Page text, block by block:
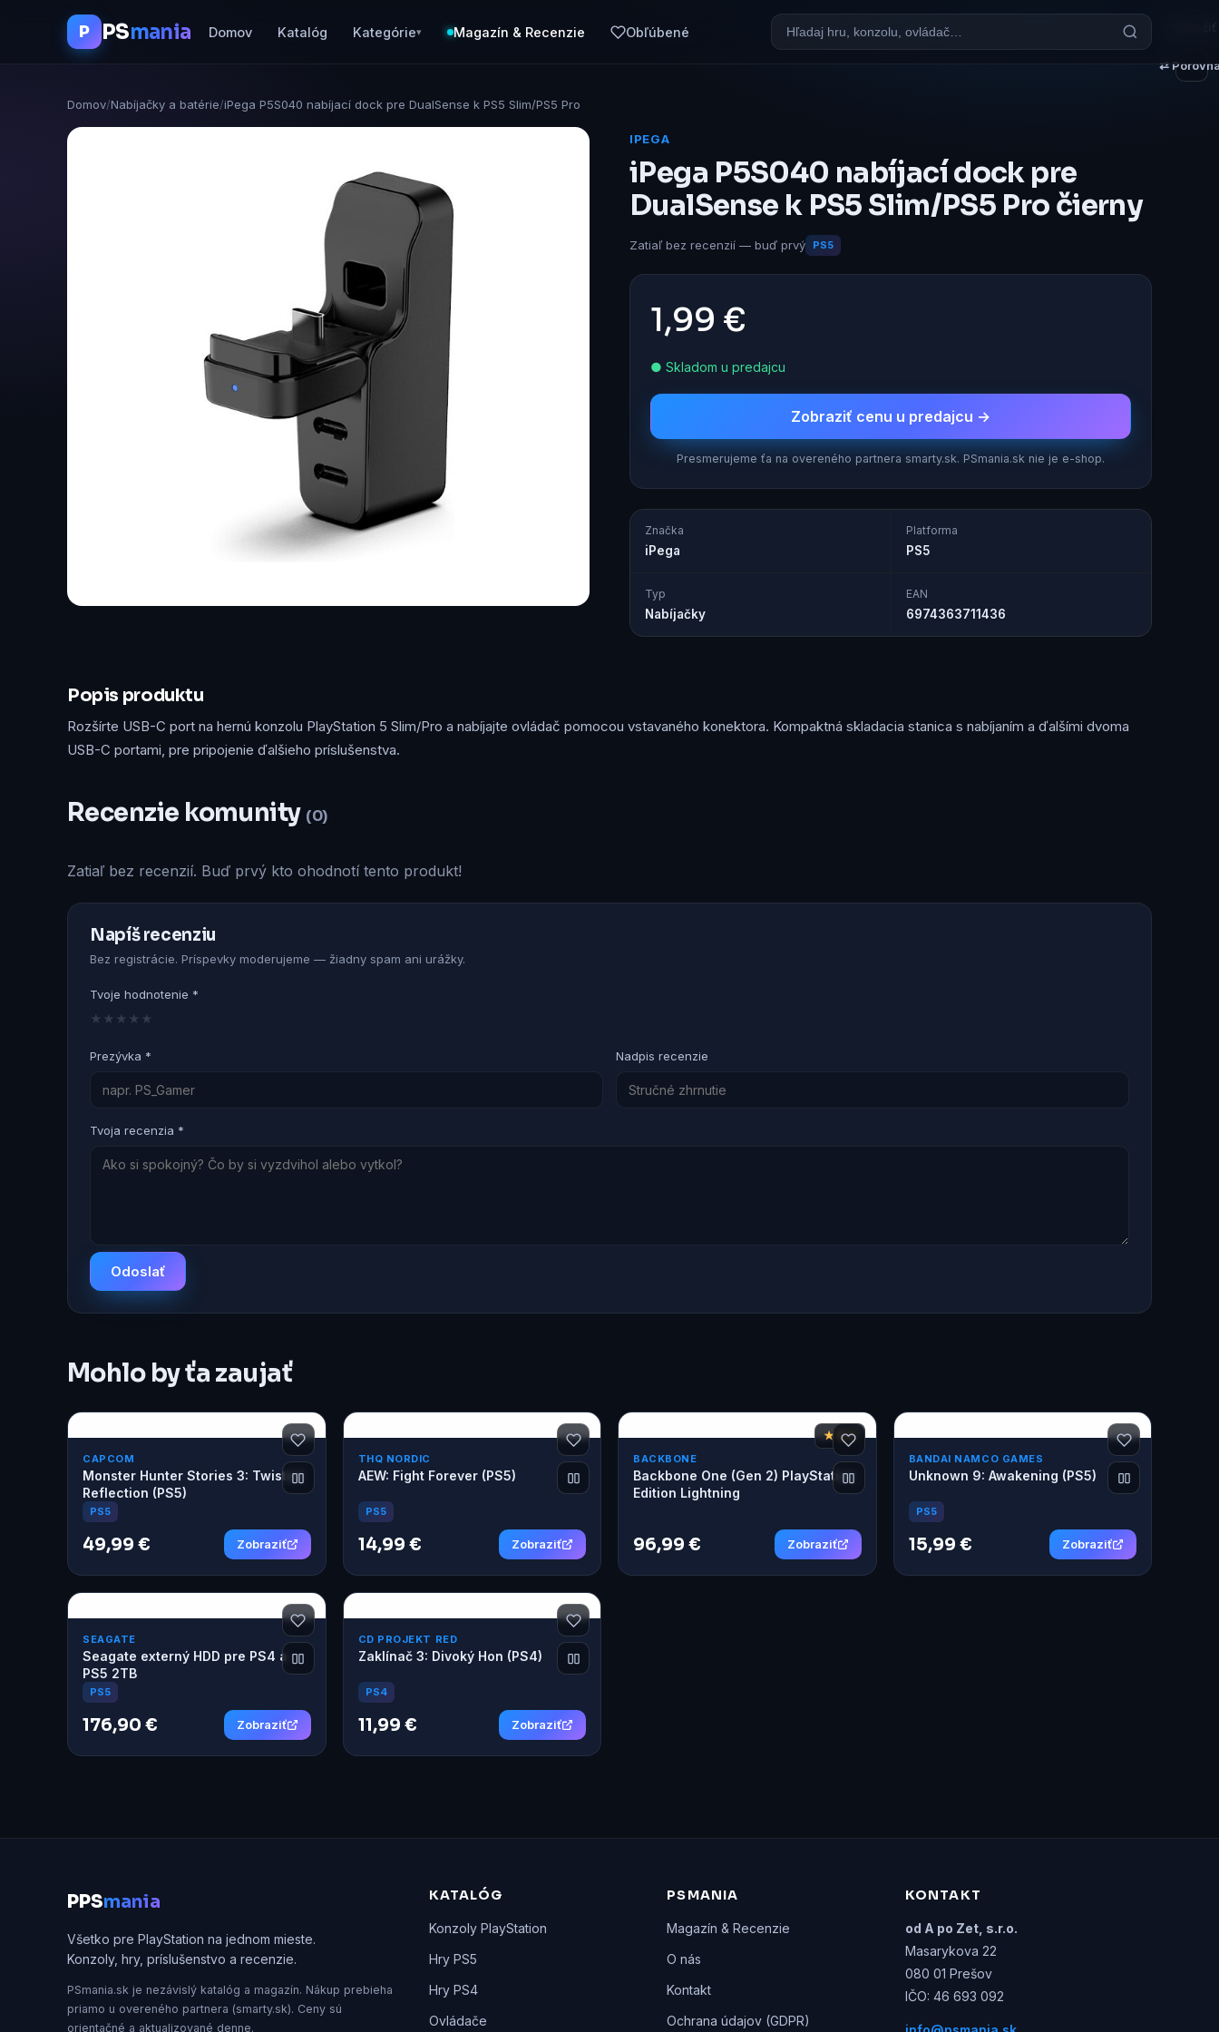
P PSmania Domov Katalóg Kategórie▾ Magazín & Recenzie Obľúbené
Domov/Nabíjačky a batérie/iPega P5S040 nabíjací dock pre DualSense k PS5 Slim/PS5 Pro
IPEGA
iPega P5S040 nabíjací dock pre
DualSense k PS5 Slim/PS5 Pro čierny
Zatiaľ bez recenzií — buď prvý PS5
1,99 €
● Skladom u predajcu
Zobraziť cenu u predajcu →
Presmerujeme ťa na overeného partnera smarty.sk. PSmania.sk nie je e-shop.
Značka
iPega
Platforma
PS5
Typ
Nabíjačky
EAN
6974363711436
⇄
Popis produktu
Rozšírte USB-C port na hernú konzolu PlayStation 5 Slim/Pro a nabíjajte ovládač pomocou vstavaného konektora. Kompaktná skladacia stanica s nabíjaním a ďalšími dvoma
USB-C portami, pre pripojenie ďalšieho príslušenstva.
Recenzie komunity (0)
Zatiaľ bez recenzií. Buď prvý kto ohodnotí tento produkt!
Napíš recenziu
Bez registrácie. Príspevky moderujeme — žiadny spam ani urážky.
Tvoje hodnotenie *
★
★
★
★
★
Prezývka * Nadpis recenzie
Tvoja recenzia *
Odoslať
Mohlo by ťa zaujať
CAPCOM
Monster Hunter Stories 3: Twisted
Reflection (PS5)
PS5
49,99 € Zobraziť
THQ NORDIC
AEW: Fight Forever (PS5)
PS5
14,99 € Zobraziť
★ 8,3
BACKBONE
Backbone One (Gen 2) PlayStation
Edition Lightning
96,99 € Zobraziť
BANDAI NAMCO GAMES
Unknown 9: Awakening (PS5)
PS5
15,99 € Zobraziť
SEAGATE
Seagate externý HDD pre PS4 a
PS5 2TB
PS5
176,90 € Zobraziť
CD PROJEKT RED
Zaklínač 3: Divoký Hon (PS4)
PS4
11,99 € Zobraziť
PPSmania
Všetko pre PlayStation na jednom mieste.
Konzoly, hry, príslušenstvo a recenzie.
PSmania.sk je nezávislý katalóg a magazín. Nákup prebieha
priamo u overeného partnera (smarty.sk). Ceny sú
orientačné a aktualizované denne.
KATALÓG
Konzoly PlayStation
Hry PS5
Hry PS4
Ovládače
PSMANIA
Magazín & Recenzie
O nás
Kontakt
Ochrana údajov (GDPR)
KONTAKT
od A po Zet, s.r.o.
Masarykova 22
080 01 Prešov
IČO: 46 693 092